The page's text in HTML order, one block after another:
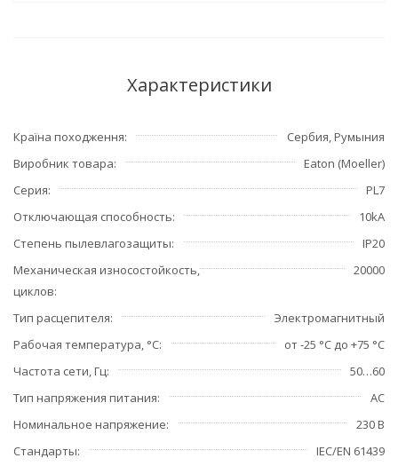
Характеристики
Країна походження
Сербия, Румыния
Виробник товара
Eaton (Moeller)
Серия
PL7
Отключающая способность
10kA
Степень пылевлагозащиты
IP20
Механическая износостойкость,
циклов
20000
Тип расцепителя
Электромагнитный
Рабочая температура, °С
от -25 °C до +75 °C
Частота сети, Гц
50…60
Тип напряжения питания
AC
Номинальное напряжение
230 В
Стандарты
IEC/EN 61439